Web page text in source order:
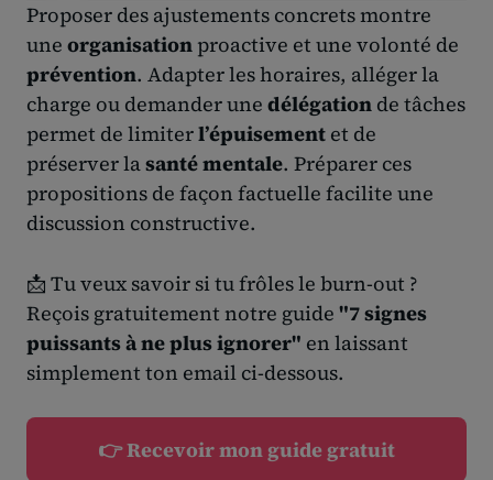
Proposer des ajustements concrets montre
une organisation proactive et une volonté de
prévention. Adapter les horaires, alléger la
charge ou demander une délégation de tâches
permet de limiterl’épuisement et de
préserver lasanté mentale. Préparer ces
propositions de façon factuelle facilite une
discussion constructive.
📩 Tu veux savoir si tu frôles le burn-out ?
Reçois gratuitement notre guide "7 signes
puissants à ne plus ignorer" en laissant
simplement ton email ci-dessous.
👉 Recevoir mon guide gratuit